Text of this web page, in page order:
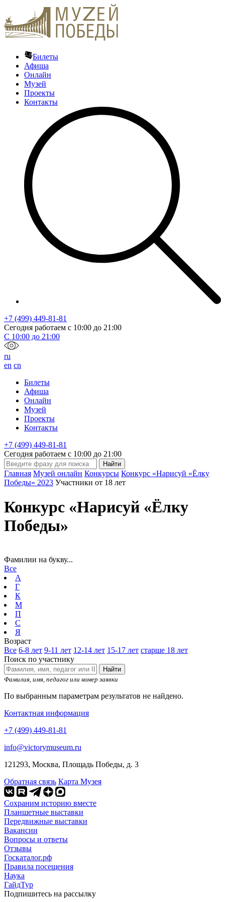
Билеты
Афиша
Онлайн
Музей
Проекты
Контакты
+7 (499) 449-81-81
Сегодня работаем с 10:00 до 21:00
С 10:00 до 21:00
ru
en cn
Билеты
Афиша
Онлайн
Музей
Проекты
Контакты
+7 (499) 449-81-81
Сегодня работаем с 10:00 до 21:00
Главная Музей онлайн Конкурсы Конкурс «Нарисуй «Ёлку
Победы» 2023 Участники от 18 лет
Конкурс «Нарисуй «Ёлку
Победы»
Фамилии на букву...
Все
А
Г
К
М
П
С
Я
Возраст
Все 6-8 лет 9-11 лет 12-14 лет 15-17 лет старше 18 лет
Поиск по участнику
Найти
Фамилия, имя, педагог или номер заявки
По выбранным параметрам результатов не найдено.
Контактная информация
+7 (499) 449-81-81
info@victorymuseum.ru
121293, Москва, Площадь Победы, д. 3
Обратная связь Карта Музея
Сохраним историю вместе
Планшетные выставки
Передвижные выставки
Вакансии
Вопросы и ответы
Отзывы
Госкаталог.рф
Правила посещения
Наука
ГайдТур
Подпишитесь на рассылку